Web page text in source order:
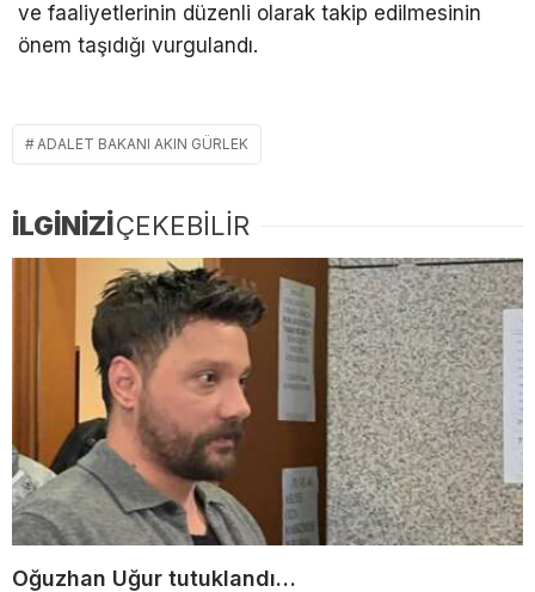
ve faaliyetlerinin düzenli olarak takip edilmesinin
önem taşıdığı vurgulandı.
ADALET BAKANI AKIN GÜRLEK
İLGİNİZİÇEKEBİLİR
Oğuzhan Uğur tutuklandı…